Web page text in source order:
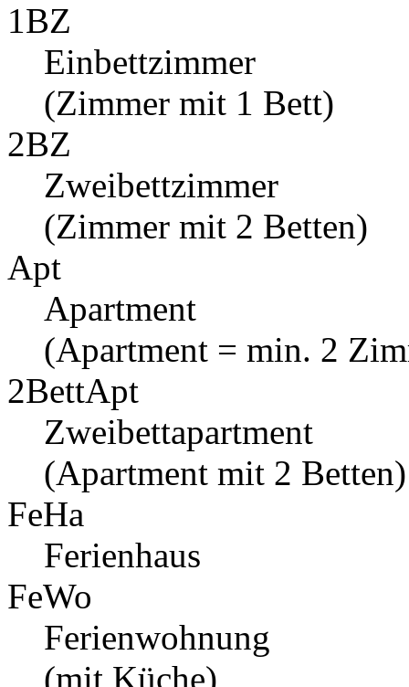
1BZ
Einbettzimmer
(Zimmer mit 1 Bett)
2BZ
Zweibettzimmer
(Zimmer mit 2 Betten)
Apt
Apartment
(Apartment = min. 2
2BettApt
Zweibettapartment
(Apartment mit 2 Betten)
FeHa
Ferienhaus
FeWo
Ferienwohnung
(mit Küche)